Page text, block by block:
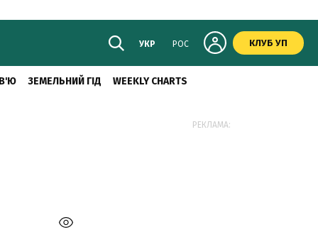
УКР РОС КЛУБ УП
ЗЕМЕЛЬНИЙ ГІД WEEKLY CHARTS
РЕКЛАМА: